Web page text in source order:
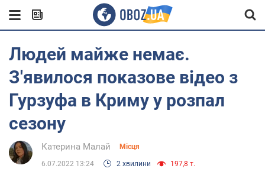
Людей майже немає.
З'явилося показове відео з
Гурзуфа в Криму у розпал
сезону
Катерина Малай Місця
6.07.2022 13:24 2 хвилини 197,8 т.